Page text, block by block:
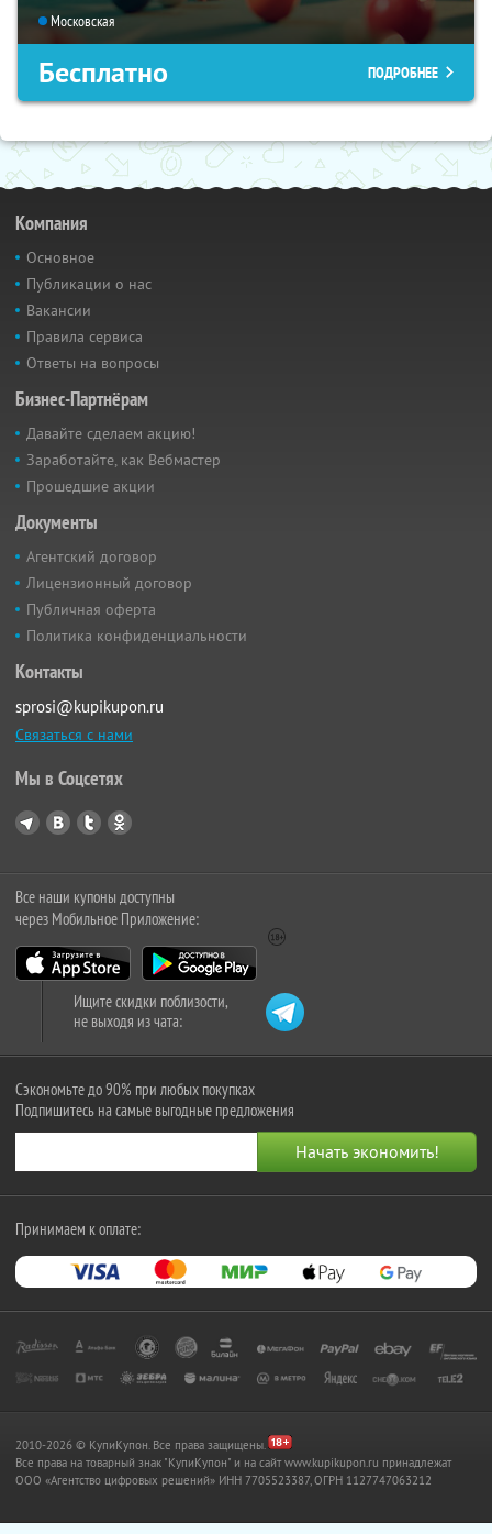
Московская
Бесплатно ПОДРОБНЕЕ
Компания
Основное
Публикации о нас
Вакансии
Правила сервиса
Ответы на вопросы
Бизнес-Партнёрам
Давайте сделаем акцию!
Заработайте, как Вебмастер
Прошедшие акции
Документы
Агентский договор
Лицензионный договор
Публичная оферта
Политика конфиденциальности
Контакты
sprosi@kupikupon.ru
Связаться с нами
Мы в Соцсетях
Все наши купоны доступны
через Мобильное Приложение:
Ищите скидки поблизости,
не выходя из чата:
Сэкономьте до 90% при любых покупках
Подпишитесь на самые выгодные предложения
Принимаем к оплате:
2010-2026 © КупиКупон. Все права защищены.
Все права на товарный знак "КупиКупон" и на сайт www.kupikupon.ru принадлежат
OOO «Агентство цифровых решений» ИНН 7705523387, ОГРН 1127747063212